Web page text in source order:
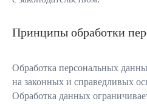
Принципы обработки
Обработка персональных
на законных и справедливых
Обработка данных